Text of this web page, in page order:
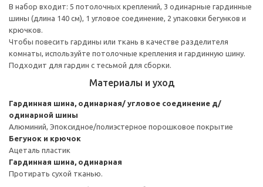
В набор входит: 5 потолочных креплений, 3 одинарные гардинные
шины (длина 140 см), 1 угловое соединение, 2 упаковки бегунков и
крючков.
Чтобы повесить гардины или ткань в качестве разделителя
комнаты, используйте потолочные крепления и гардинную шину.
Подходит для гардин с тесьмой для сборки.
Материалы и уход
Гардинная шина, одинарная/ угловое соединение д/
одинарной шины
Алюминий, Эпоксидное/полиэстерное порошковое покрытие
Бегунок и крючок
Ацеталь пластик
Гардинная шина, одинарная
Протирать сухой тканью.